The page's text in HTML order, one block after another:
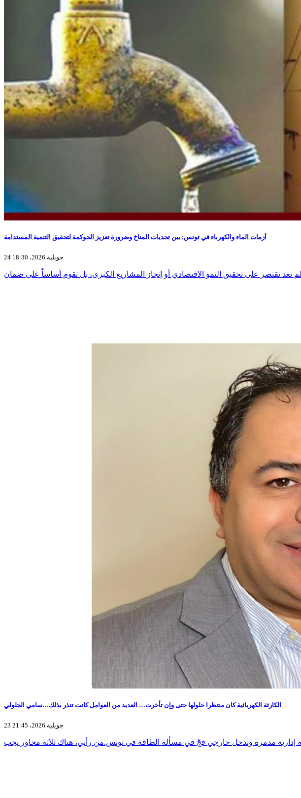
أزمات الماء والكهرباء في تونس: بين تحديات المناخ وضرورة تعزيز الحوكمة لتحقيق التنمية المستدامة
24 جويلية 2026، 18:30
الكارثة الكهربائية كان منتظرا حلولها حتى وإن تأخرت… العديد من العوامل كانت تنذر بذلك…سامي الجلولي
23 جويلية 2026، 21:45